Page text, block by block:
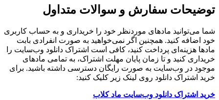
توضیحات سفارش و سوالات متداول
شما می‌توانید مادهای موردنظر خود را خریداری و به حساب کاربری
خود اضافه کنید. همچنین اگر نمی‌خواهید به صورت انفرادی بابت
مادها هزینه‌ای پرداخت کنید، کافی است اشتراک دانلود وب‌سایت را
خریداری کنید و تا زمان پایان مهلت اشتراک، به تمامی مادهای
موجود در وب‌سایت به صورت رایگان دسترسی داشته باشید. برای
خرید اشتراک دانلود روی لینک زیر کلیک کنید:
خرید اشتراک دانلود وب‌سایت ماد کلاب